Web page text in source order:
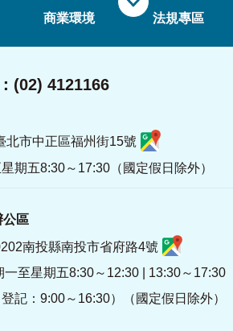
商業環境 法規專區
(02) 4121166
北市中正區福州街15號
期五8:30～17:30（國定假日除外）
公區
南投縣南投市省府路4號
至星期五8:30～12:30 | 13:30～17:30
登記：9:00～16:30）（國定假日除外）